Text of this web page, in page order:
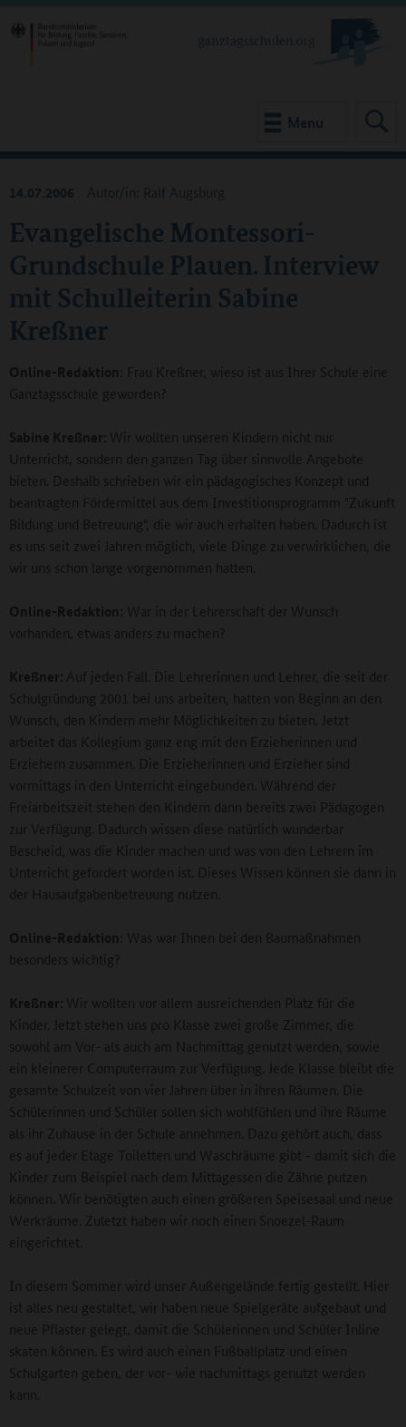
Menu
Evangelische Montessori-
Grundschule Plauen. Interview
mit Schulleiterin Sabine
Kreßner
14.07.2006 Autor/in: Ralf Augsburg
Online-Redaktion: Frau Kreßner, wieso ist aus Ihrer Schule eine
Ganztagsschule geworden?
Sabine Kreßner: Wir wollten unseren Kindern nicht nur
Unterricht, sondern den ganzen Tag über sinnvolle Angebote
bieten. Deshalb schrieben wir ein pädagogisches Konzept und
beantragten Fördermittel aus dem Investitionsprogramm "Zukunft
Bildung und Betreuung", die wir auch erhalten haben. Dadurch ist
es uns seit zwei Jahren möglich, viele Dinge zu verwirklichen, die
wir uns schon lange vorgenommen hatten.
Online-Redaktion: War in der Lehrerschaft der Wunsch
vorhanden, etwas anders zu machen?
Kreßner: Auf jeden Fall. Die Lehrerinnen und Lehrer, die seit der
Schulgründung 2001 bei uns arbeiten, hatten von Beginn an den
Wunsch, den Kindern mehr Möglichkeiten zu bieten. Jetzt
arbeitet das Kollegium ganz eng mit den Erzieherinnen und
Erziehern zusammen. Die Erzieherinnen und Erzieher sind
vormittags in den Unterricht eingebunden. Während der
Freiarbeitszeit stehen den Kindern dann bereits zwei Pädagogen
zur Verfügung. Dadurch wissen diese natürlich wunderbar
Bescheid, was die Kinder machen und was von den Lehrern im
Unterricht gefordert worden ist. Dieses Wissen können sie dann in
der Hausaufgabenbetreuung nutzen.
Online-Redaktion : Was war Ihnen bei den Baumaßnahmen
besonders wichtig?
Kreßner: Wir wollten vor allem ausreichenden Platz für die
Kinder. Jetzt stehen uns pro Klasse zwei große Zimmer, die
sowohl am Vor- als auch am Nachmittag genutzt werden, sowie
ein kleinerer Computerraum zur Verfügung. Jede Klasse bleibt die
gesamte Schulzeit von vier Jahren über in ihren Räumen. Die
Schülerinnen und Schüler sollen sich wohlfühlen und ihre Räume
als ihr Zuhause in der Schule annehmen. Dazu gehört auch, dass
es auf jeder Etage Toiletten und Waschräume gibt - damit sich die
Kinder zum Beispiel nach dem Mittagessen die Zähne putzen
können. Wir benötigten auch einen größeren Speisesaal und neue
Werkräume. Zuletzt haben wir noch einen Snoezel-Raum
eingerichtet.
In diesem Sommer wird unser Außengelände fertig gestellt. Hier
ist alles neu gestaltet, wir haben neue Spielgeräte aufgebaut und
neue Pflaster gelegt, damit die Schülerinnen und Schüler Inline
skaten können. Es wird auch einen Fußballplatz und einen
Schulgarten geben, der vor- wie nachmittags genutzt werden
kann.